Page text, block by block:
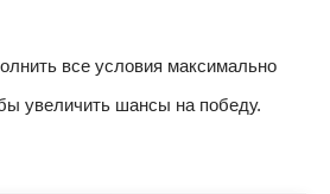
все условия максимально
увеличить шансы на победу.